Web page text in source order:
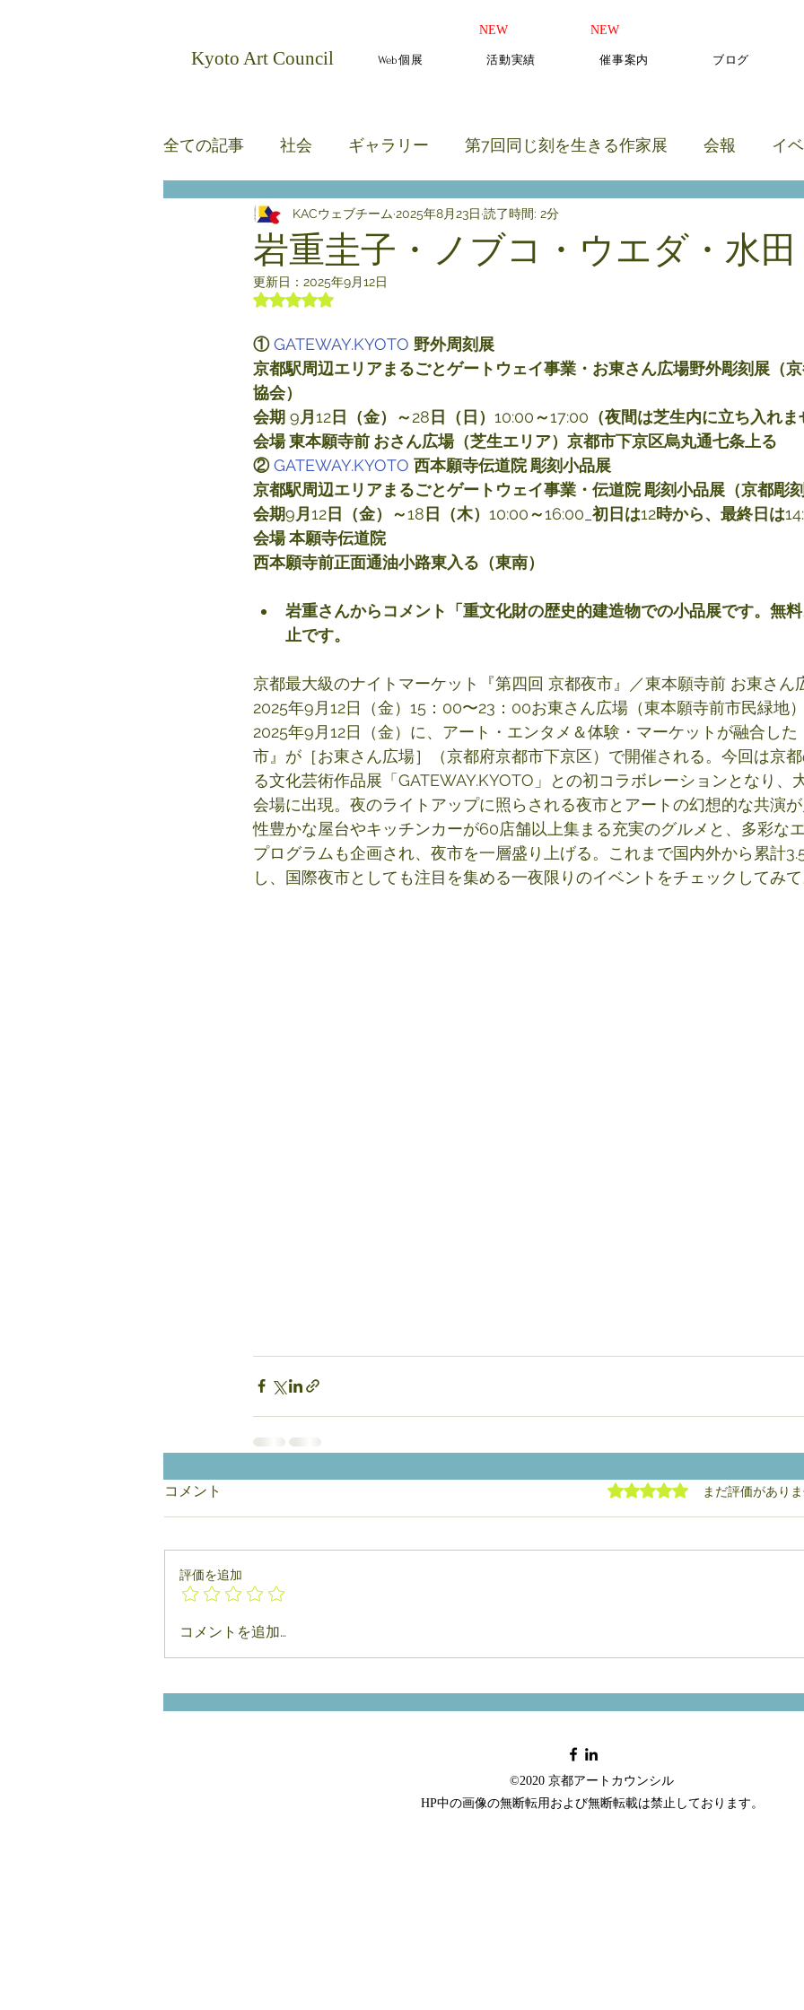
​NEW ​NEW
​Kyoto Art Council Web個展 活動実績 催事案内 ブログ
全ての記事 社会 ギャラリー 第7回同じ刻を生きる作家展 会報 イ
無題のカテゴリー 無題のカテゴリー
岩重圭子・ノブコ・ウエダ・水田
KACウェブチーム 2025年8月23日 読了時間: 2分
更新日： 2025年9月12日
5つ星のうちNaNと評価されています。
① GATEWAY.KYOTO 野外周刻展
京都駅周辺エリアまるごとゲートウェイ事業・お東さん広場野外彫刻展（
協会）
会期 9月 12日（金）～28 日（日） 10:00～17:00 （夜間は芝生内に立ち入れま
会場 東本願寺前 おさん広場（芝生エリア）京都市下京区烏丸通七条上る
② GATEWAY.KYOTO 西本願寺伝道院 彫刻小品展
京都駅周辺エリアまるごとゲートウェイ事業・伝道院 彫刻小品展（京都彫刻
会期9月 12日（金）～18 日（木） 10:00～16:00_ 初日は12時から、最終日は
会場 本願寺伝道院
西本願寺前正面通油小路東入る（東南）
岩重さんからコメント「重文化財の歴史的建造物での小品展です。無
止です。
京都最大級のナイトマーケット『第四回 京都夜市』／東本願寺前 お東さん
2025年9月12日（金）15：00〜23：00お東さん広場（東本願寺前市民緑地
2025年9月12日（金）に、アート・エンタメ＆体験・マーケットが融合した
市』が［お東さん広場］（京都府京都市下京区）で開催される。今回は京
る文化芸術作品展「GATEWAY.KYOTO」との初コラボレーションとなり、
会場に出現。夜のライトアップに照らされる夜市とアートの幻想的な共演
性豊かな屋台やキッチンカーが60店舗以上集まる充実のグルメと、多彩な
プログラムも企画され、夜市を一層盛り上げる。これまで国内外から累計
し、国際夜市としても注目を集める一夜限りのイベントをチェックしてみて
コメント 5つ星のうち0と評価されて
まだ評価があり
評価を追加
コメントを追加…
©2020 京都アートカウンシル
HP中の画像の無断転用および無断転載は禁止しております。